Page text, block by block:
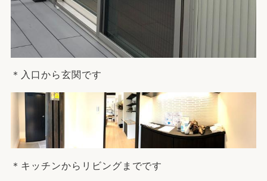
＊入口から玄関です
＊キッチンからリビングまでです